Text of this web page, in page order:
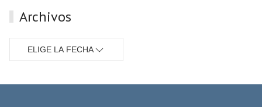
Archivos
ELIGE LA FECHA